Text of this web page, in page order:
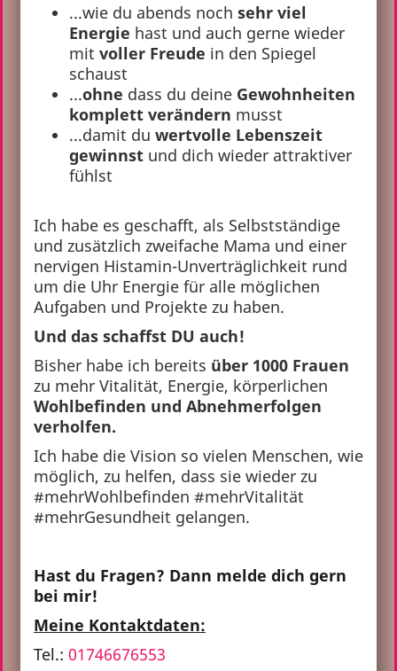
...wie du abends noch sehr viel
Energie hast und auch gerne wieder
mit voller Freude in den Spiegel
schaust
...ohne dass du deine Gewohnheiten
komplett verändern musst
...damit du wertvolle Lebenszeit
gewinnst und dich wieder attraktiver
fühlst
Ich habe es geschafft, als Selbstständige
und zusätzlich zweifache Mama und einer
nervigen Histamin-Unverträglichkeit rund
um die Uhr Energie für alle möglichen
Aufgaben und Projekte zu haben.
Und das schaffst DU auch!
Bisher habe ich bereits über 1000 Frauen
zu mehr Vitalität, Energie, körperlichen
Wohlbefinden und Abnehmerfolgen
verholfen.
Ich habe die Vision so vielen Menschen, wie
möglich, zu helfen, dass sie wieder zu
#mehrWohlbefinden #mehrVitalität
#mehrGesundheit gelangen.
Hast du Fragen? Dann melde dich gern
bei mir!
Meine Kontaktdaten:
Tel.: 01746676553